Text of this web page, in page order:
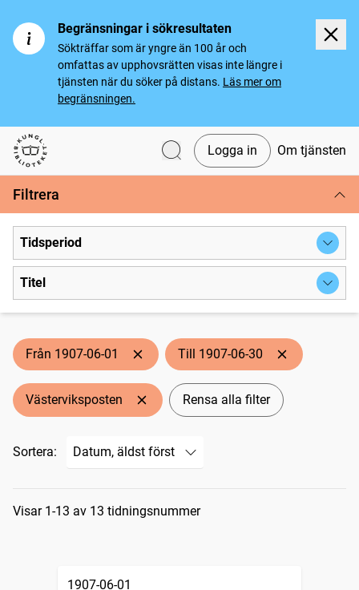
Begränsningar i sökresultaten
Sökträffar som är yngre än 100 år och
omfattas av upphovsrätten visas inte längre i
tjänsten när du söker på distans. Läs mer om
begränsningen.
Svenska tidningar
Logga in Om tjänsten
Filtrera
Tidsperiod
Titel
Från 1907-06-01 Till 1907-06-30
Västerviksposten Rensa alla filter
Sortera:
Sökresultat
Visar 1-13 av 13 tidningsnummer
1907-06-01